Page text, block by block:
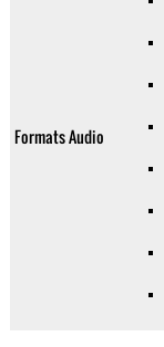
Formats Audio